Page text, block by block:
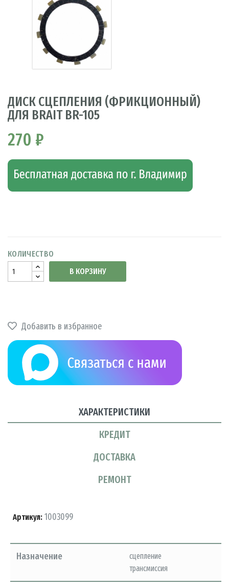
ДИСК СЦЕПЛЕНИЯ (ФРИКЦИОННЫЙ)
ДЛЯ BRAIT BR-105
270 ₽
КОЛИЧЕСТВО
В КОРЗИНУ
Добавить в избранное
ХАРАКТЕРИСТИКИ
КРЕДИТ
ДОСТАВКА
РЕМОНТ
Артикул: 1003099
Назначение
сцепление
трансмиссия